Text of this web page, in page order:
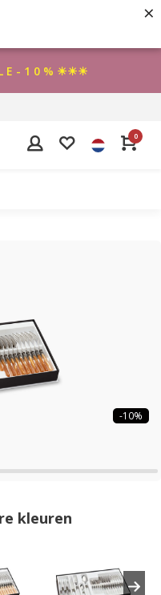
×
E - 1 0 % ☀☀☀
0
-10%
kleuren